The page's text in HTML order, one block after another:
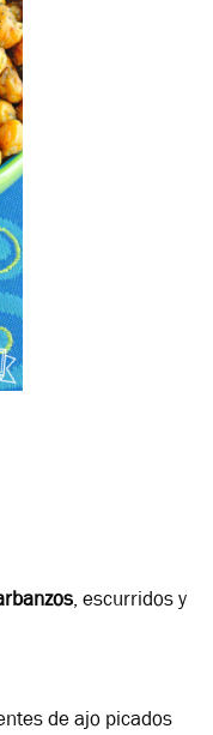
, escurridos y
de ajo picados